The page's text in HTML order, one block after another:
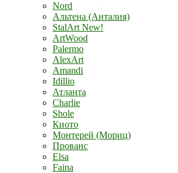
Nord
Альтена (Анталия)
StalArt New!
ArtWood
Palermo
AlexArt
Amandi
Idillio
Атланта
Charlie
Shole
Киото
Монтерей (Мориц)
Прованс
Elsa
Faina